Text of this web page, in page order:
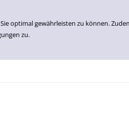
optimal gewährleisten zu können.
zu.